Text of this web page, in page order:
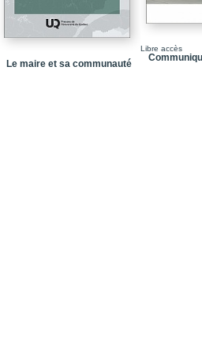
Chapitre 10_Les
Chapitre 11_Les
Bretagne et en France
Conclusion
Le maire et sa communauté
Libre accès